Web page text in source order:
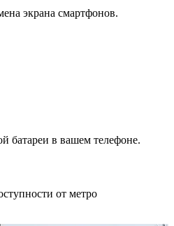
экрана смартфонов.
батареи в вашем телефоне.
от метро